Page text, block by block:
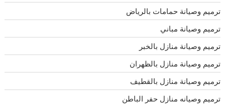
ترميم وصيانة حمامات بالرياض
ترميم وصيانة مباني
ترميم وصيانة منازل بالخبر
ترميم وصيانة منازل بالظهران
ترميم وصيانة منازل بالقطيف
ترميم وصيانه منازل حفر الباطن